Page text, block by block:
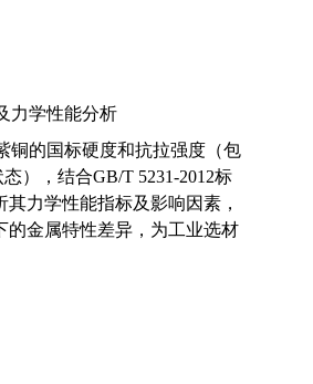
力学性能分析
铜的国标硬度和抗拉强度（包
），结合GB/T 5231-2012标
力学性能指标及影响因素，
的金属特性差异，为工业选材